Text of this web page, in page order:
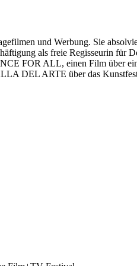
und Werbung. Sie
als freie Regisseurin
FOR ALL, einen Film über
DEL ARTE über das